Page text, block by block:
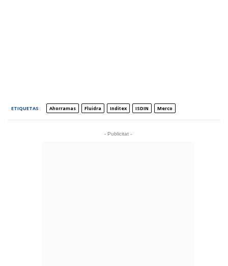
ETIQUETAS Ahorramas Fluidra Inditex ISDIN Merco
- Publicitat -